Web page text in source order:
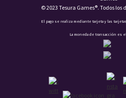
© 2023 Tesura Games®. Todos los
El pago se realiza mediante tarjeta y las
La moneda de transacción es el